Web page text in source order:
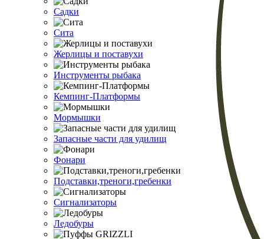
Садки
Сита
Жерлицы и поставухи
Инструменты рыбака
Кемпинг-Платформы
Мормышки
Запасные части для удилищ
Фонари
Подставки,треноги,гребенки
Сигнализаторы
Ледобуры